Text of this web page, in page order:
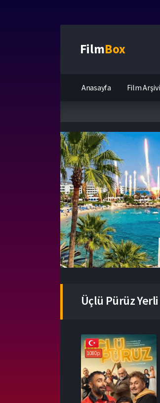
FilmBox
Anasayfa Film Arşivi
Üçlü Pürüz
1080p